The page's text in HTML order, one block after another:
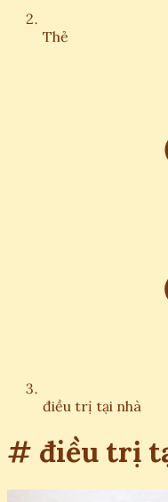
Thẻ
điều trị tại nhà
# điều trị